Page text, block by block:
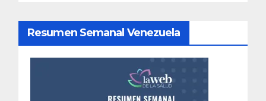
Resumen Semanal Venezuela